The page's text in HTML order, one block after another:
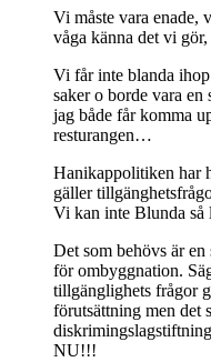
Vi måste vara enade,
våga känna det vi
Vi får inte blanda
saker o borde vara
jag både får komma
resturangen…
Hanikappolitiken har
gäller
Vi kan inte Blunda så
Det som behövs är
för ombyggnation.
tillgänglighets frågor
förutsättning men det
NU!!!